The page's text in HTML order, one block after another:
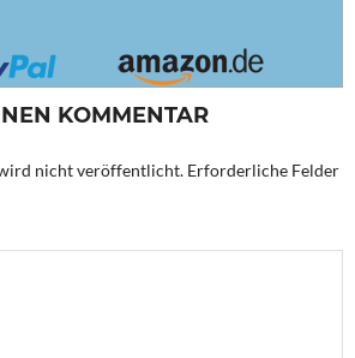
KOMMENTAR
nicht veröffentlicht. Erforderliche Felder